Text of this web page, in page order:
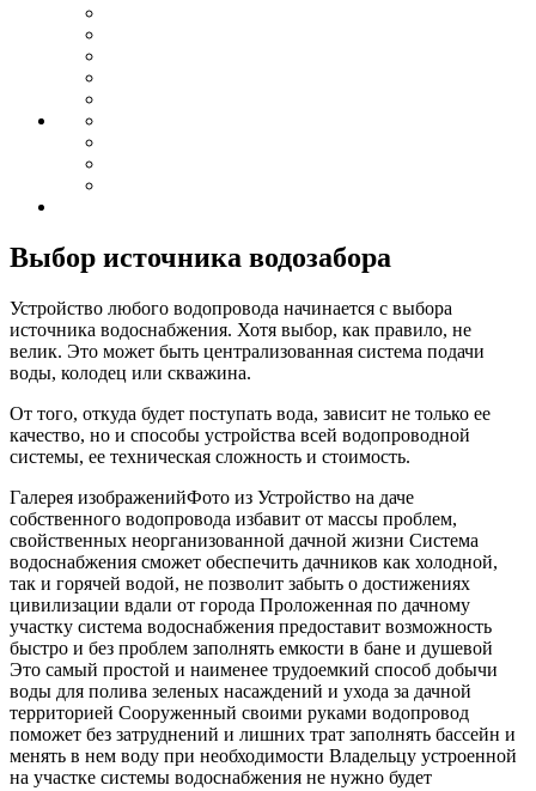
Выбор источника водозабора
Устройство любого водопровода начинается с выбора
источника водоснабжения. Хотя выбор, как правило, не
велик. Это может быть централизованная система подачи
воды, колодец или скважина.
От того, откуда будет поступать вода, зависит не только ее
качество, но и способы устройства всей водопроводной
системы, ее техническая сложность и стоимость.
Галерея изображенийФото из Устройство на даче
собственного водопровода избавит от массы проблем,
свойственных неорганизованной дачной жизни Система
водоснабжения сможет обеспечить дачников как холодной,
так и горячей водой, не позволит забыть о достижениях
цивилизации вдали от города Проложенная по дачному
участку система водоснабжения предоставит возможность
быстро и без проблем заполнять емкости в бане и душевой
Это самый простой и наименее трудоемкий способ добычи
воды для полива зеленых насаждений и ухода за дачной
территорией Сооруженный своими руками водопровод
поможет без затруднений и лишних трат заполнять бассейн и
менять в нем воду при необходимости Владельцу устроенной
на участке системы водоснабжения не нужно будет